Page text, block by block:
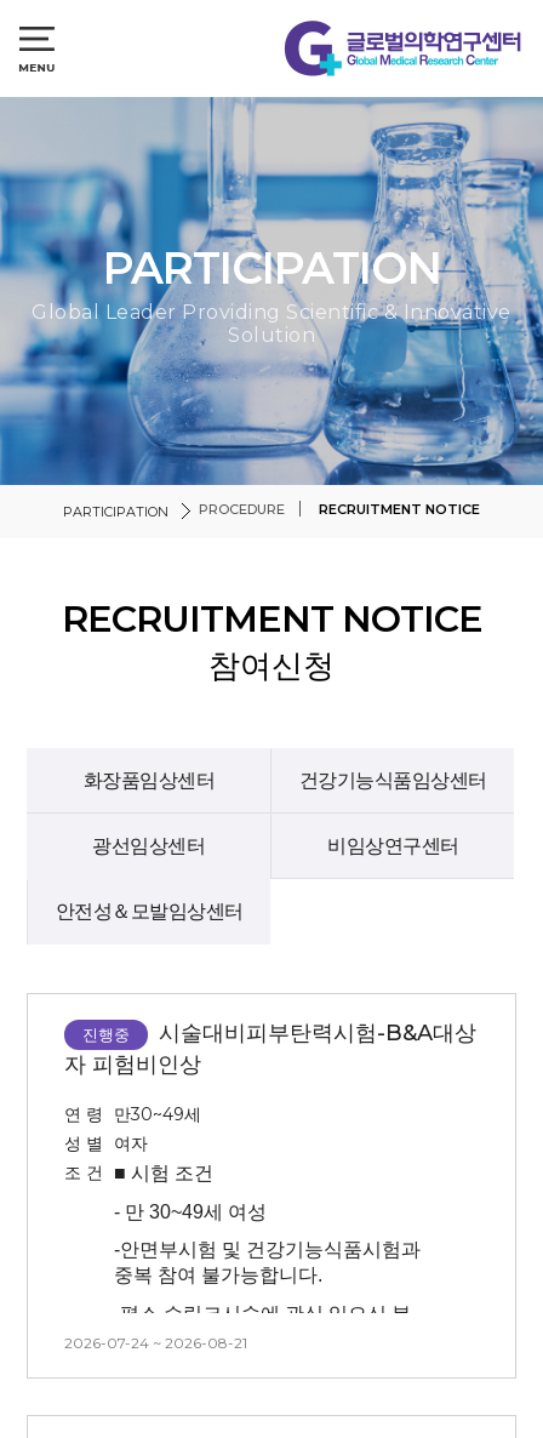
PARTICIPATION
Global Leader Providing Scientific & Innovative
Solution
PARTICIPATION PROCEDURE RECRUITMENT NOTICE
RECRUITMENT NOTICE
참여신청
화장품임상센터 건강기능식품임상센터
광선임상센터 비임상연구센터
안전성＆모발임상센터
진행중
시술대비피부탄력시험-B&A대상
자 피험비인상
연 령
만30~49세
성 별
여자
조 건
■ 시험 조건
- 만 30~49세 여성
-안면부시험 및 건강기능식품시험과
중복 참여 불가능합니다.
평소 슈링크시술에 관심 있으신 분
- 안면부(half)에 시술이 진행되며 마취
후 시술 진행됩니다. (방문 첫날만
2026-07-24 ~ 2026-08-21